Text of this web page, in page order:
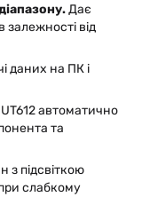
Дає
від
даних на ПК і
UT612 автоматично
та
з підсвіткою
слабкому